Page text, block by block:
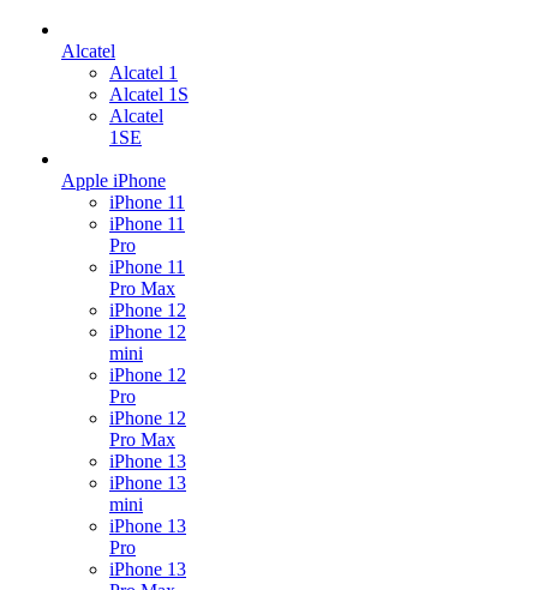
Alcatel
Alcatel 1
Alcatel 1S
Alcatel
1SE
Apple iPhone
iPhone 11
iPhone 11
Pro
iPhone 11
Pro Max
iPhone 12
iPhone 12
mini
iPhone 12
Pro
iPhone 12
Pro Max
iPhone 13
iPhone 13
mini
iPhone 13
Pro
iPhone 13